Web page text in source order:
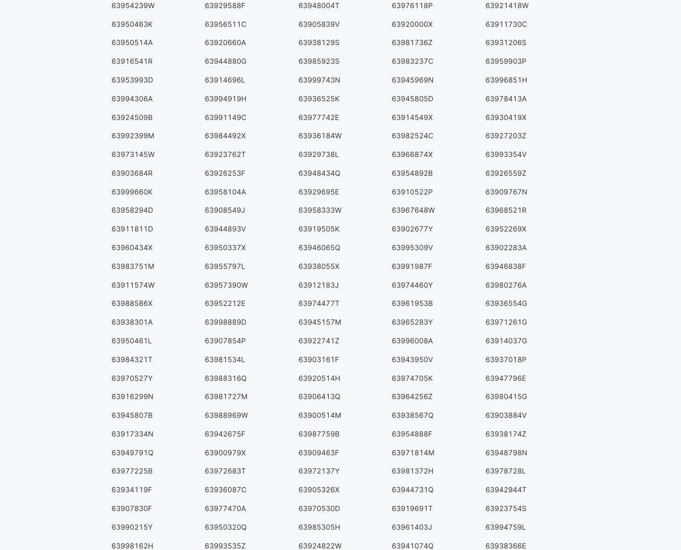
63954239W 63929588F 63948004T 63976118P 63921418W
63950463K 63956511C 63905839V 63920000X 63911730C
63950514A 63920660A 63938129S 63981736Z 63931206S
63916541R 63944880G 63985923S 63983237C 63959903P
63953993D 63914696L 63999743N 63945969N 63996851H
63994306A 63994919H 63936525K 63945805D 63978413A
63924509B 63991149C 63977742E 63914549X 63930419X
63992399M 63984492X 63936184W 63982524C 63927203Z
63973145W 63923762T 63929738L 63966874X 63993354V
63903684R 63926253F 63948434Q 63954892B 63926559Z
63999660K 63958104A 63929695E 63910522P 63909767N
63958294D 63908549J 63958333W 63967648W 63968521R
63911811D 63944893V 63919505K 63902677Y 63952269X
63960434X 63950337X 63946065Q 63995309V 63902283A
63983751M 63955797L 63938055X 63991987F 63946838F
63911574W 63957390W 63912183J 63974460Y 63980276A
63988586X 63952212E 63974477T 63961953B 63936554G
63938301A 63998889D 63945157M 63965283Y 63971261G
63950461L 63907854P 63922741Z 63996008A 63914037G
63984321T 63981534L 63903161F 63943950V 63937018P
63970527Y 63988316Q 63920514H 63974705K 63947796E
63916299N 63981727M 63906413Q 63964256Z 63980415G
63945807B 63988969W 63900514M 63938567Q 63903884V
63917334N 63942675F 63987759B 63954888F 63938174Z
63949791Q 63900979X 63909463F 63971814M 63948798N
63977225B 63972683T 63972137Y 63981372H 63978728L
63934119F 63936087C 63905326X 63944731Q 63942944T
63907830F 63977470A 63970530D 63919691T 63923754S
63990215Y 63950320Q 63985305H 63961403J 63994759L
63998162H 63993535Z 63924822W 63941074Q 63938366E